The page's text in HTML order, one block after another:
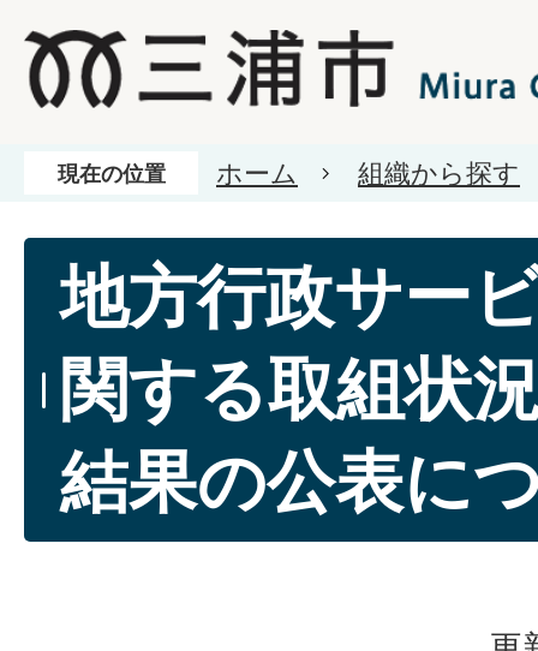
現在の位置 ホーム 組織から探す
地方行政サー
関する取組状
結果の公表に